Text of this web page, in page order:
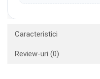
Caracteristici
Review-uri (0)